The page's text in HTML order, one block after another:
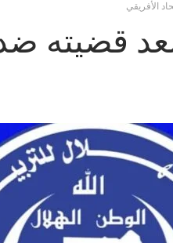
الأفريقي
قضيته ضد